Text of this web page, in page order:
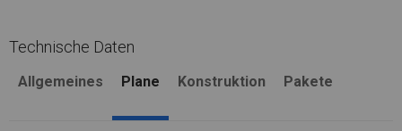
Technische Daten
Allgemeines Plane Konstruktion Pakete